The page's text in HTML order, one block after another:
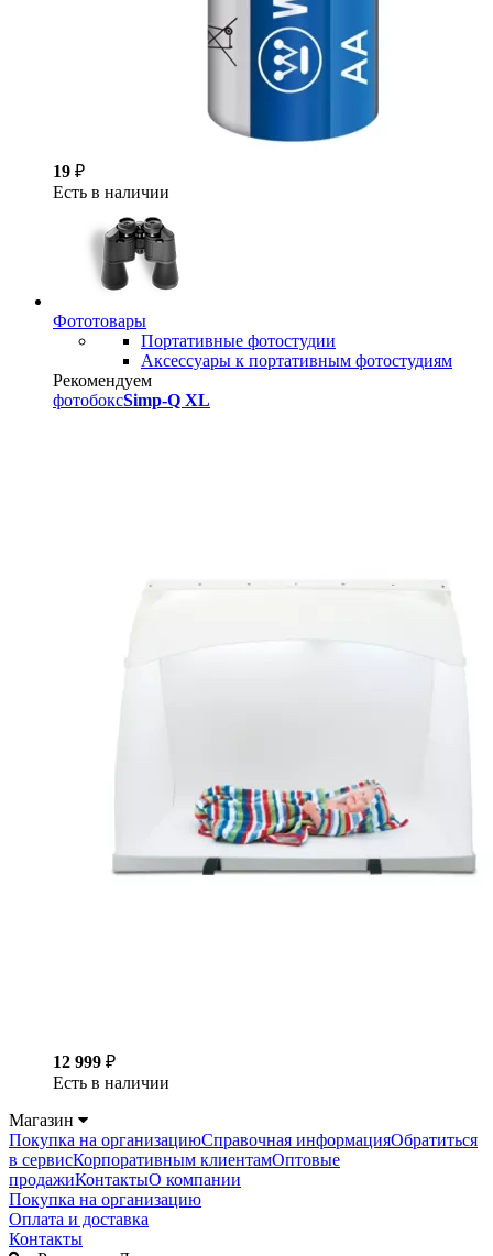
19 ₽
Есть в наличии
Фототовары
Портативные фотостудии
Аксессуары к портативным фотостудиям
Рекомендуем
фотобоксSimp-Q XL
12 999 ₽
Есть в наличии
Магазин
Покупка на организациюСправочная информацияОбратиться
в сервисКорпоративным клиентамОптовые
продажиКонтактыО компании
Покупка на организацию
Оплата и доставка
Контакты